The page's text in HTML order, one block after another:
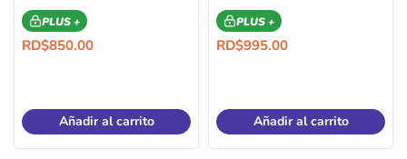
PLUS +
RD$850.00
Añadir al carrito
PLUS +
RD$995.00
Añadir al carrito